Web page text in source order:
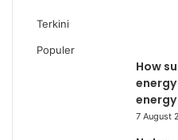
Terkini
Populer
How
energy
7 August